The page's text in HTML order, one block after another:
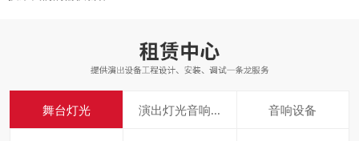
舞台灯光 演出灯光音响... 音响设备